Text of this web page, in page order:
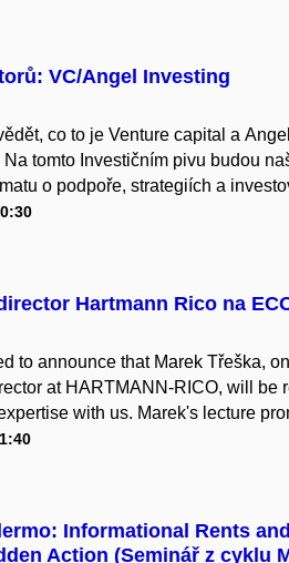
VC/Angel Investing
co to je Venture capital a
tomto Investičním pivu budou
o podpoře, strategiích a
Hartmann Rico na
to announce that Marek Třeška,
at HARTMANN-RICO, will
with us. Marek's lecture
Informational Rents
Action (Seminář z cyklu